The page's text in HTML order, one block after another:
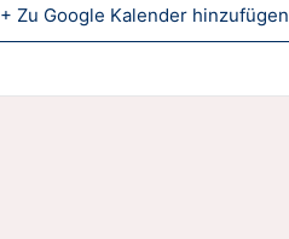
+ Zu Google Kalender hinzufügen